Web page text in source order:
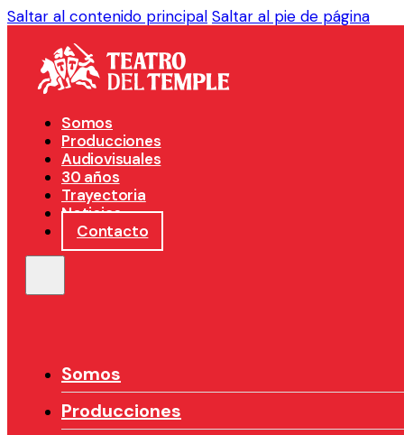
Saltar al contenido principal Saltar al pie de página
Somos
Producciones
Audiovisuales
30 años
Trayectoria
Noticias
Contacto
Somos
Producciones